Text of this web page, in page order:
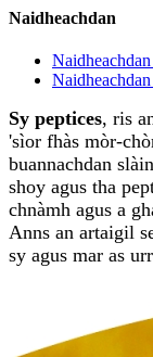
Naidheachdan
Sy peptices, ris
'sìor fhàs mòr-
buannachdan
shoy agus tha
chnàmh agus a
Anns an artaigil
sy agus mar as